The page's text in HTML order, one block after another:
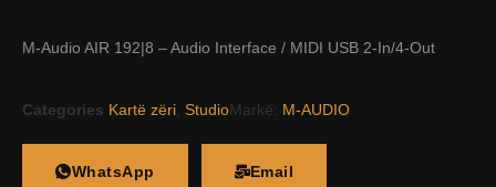
M-Audio AIR 192|8 – Audio Interface / MIDI USB 2-In/4-Out
Categories Kartë zëri StudioMarkë: M-AUDIO
WhatsApp Email